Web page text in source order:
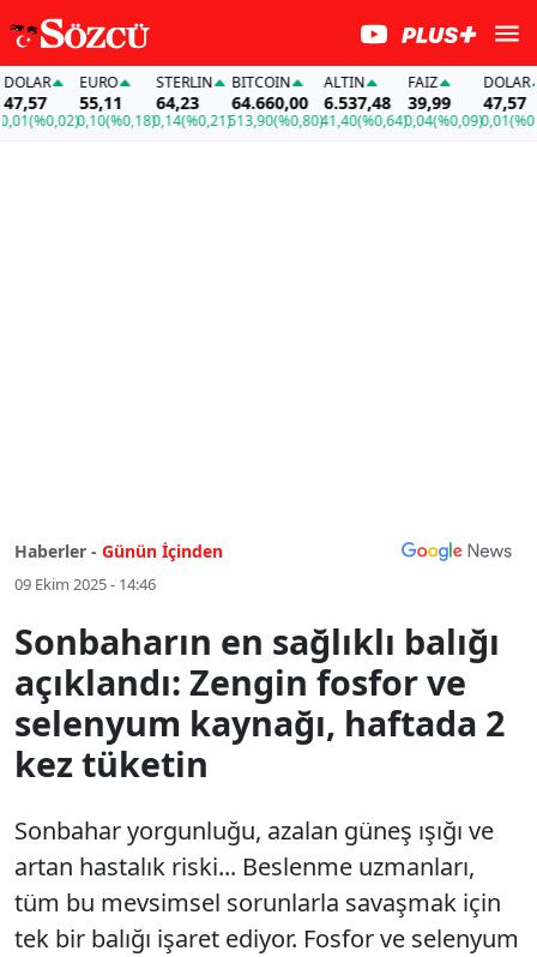
(%0,02)
EURO
55,11
0,10(%0,18)
STERLIN
64,23
0,14(%0,21)
BITCOIN
64.660,00
513,90(%0,80)
ALTIN
6.537,48
41,40(%0,64)
FAİZ
39,99
0,04(%0,09)
DOLAR
47,57
0,01
Haberler - Günün İçinden
09 Ekim 2025 - 14:46
Sonbaharın en sağlıklı balığı
açıklandı: Zengin fosfor ve
selenyum kaynağı, haftada 2
kez tüketin
Sonbahar yorgunluğu, azalan güneş ışığı ve
artan hastalık riski... Beslenme uzmanları,
tüm bu mevsimsel sorunlarla savaşmak için
tek bir balığı işaret ediyor. Fosfor ve selenyum